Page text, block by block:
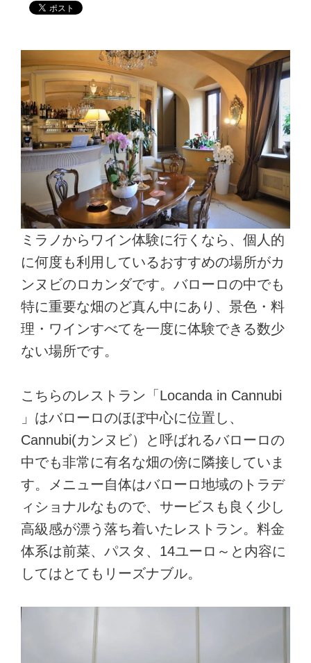
ミラノからワイン体験に行くなら、個人的
に何度も利用しているおすすめの場所がカ
ンヌビのロカンダです。バローロの中でも
特に重要な畑のど真ん中にあり、景色・料
理・ワインすべてを一度に体験できる数少
ない場所です。
こちらのレストラン「Locanda in Cannubi
」はバローロのほぼ中心に位置し、
Cannubi(カンヌビ）と呼ばれるバローロの
中でも非常に有名な畑の傍に隣接していま
す。メニュー自体はバローロ地域のトラデ
ィショナルなもので、サービスも良く少し
高級感が漂う落ち着いたレストラン。料金
体系は前菜、パスタ、14ユーロ～と内容に
してはとてもリーズナブル。